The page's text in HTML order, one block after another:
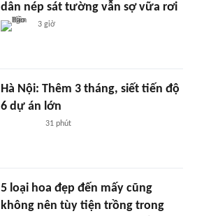
dân nép sát tường vẫn sợ vữa rơi
3 giờ
Hà Nội: Thêm 3 tháng, siết tiến độ
6 dự án lớn
31 phút
5 loại hoa đẹp đến mấy cũng
không nên tùy tiện trồng trong